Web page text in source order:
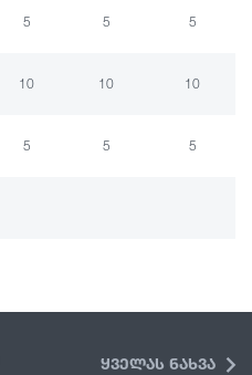
5 5 5
10 10 10
5 5 5
ყველას ნახვა